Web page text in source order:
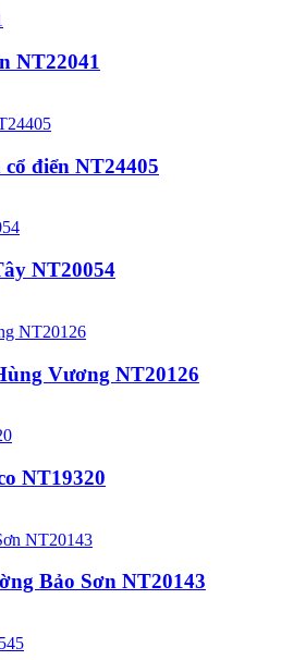
NT22041
điển NT24405
NT20054
Vương NT20126
NT19320
Bảo Sơn NT20143